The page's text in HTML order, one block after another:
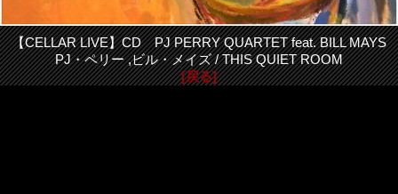
【CELLAR LIVE】CD PJ PERRY QUARTET feat. BILL MAYS
PJ・ペリー ,ビル・メイズ / THIS QUIET ROOM
[戻る]